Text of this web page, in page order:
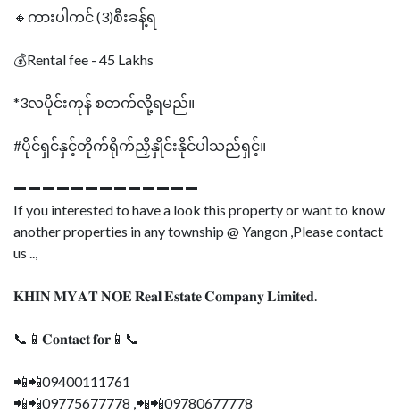
🔸ကားပါကင် (3)စီးခန့်ရ
💰Rental fee - 45 Lakhs
*3လပိုင်းကုန် စတက်လို့ရမည်။
#ပိုင်ရှင်နှင့်တိုက်ရိုက်ညှိနှိုင်းနိုင်ပါသည်ရှင့်။
➖➖➖➖➖➖➖➖➖➖➖➖➖
If you interested to have a look this property or want to know
another properties in any township @ Yangon ,Please contact
us ..,
𝐊𝐇𝐈𝐍 𝐌𝐘𝐀𝐓 𝐍𝐎𝐄 𝐑𝐞𝐚𝐥 𝐄𝐬𝐭𝐚𝐭𝐞 𝐂𝐨𝐦𝐩𝐚𝐧𝐲 𝐋𝐢𝐦𝐢𝐭𝐞𝐝.
📞📱𝐂𝐨𝐧𝐭𝐚𝐜𝐭 𝐟𝐨𝐫📱📞
📲📲09400111761
📲📲09775677778 ,📲📲09780677778